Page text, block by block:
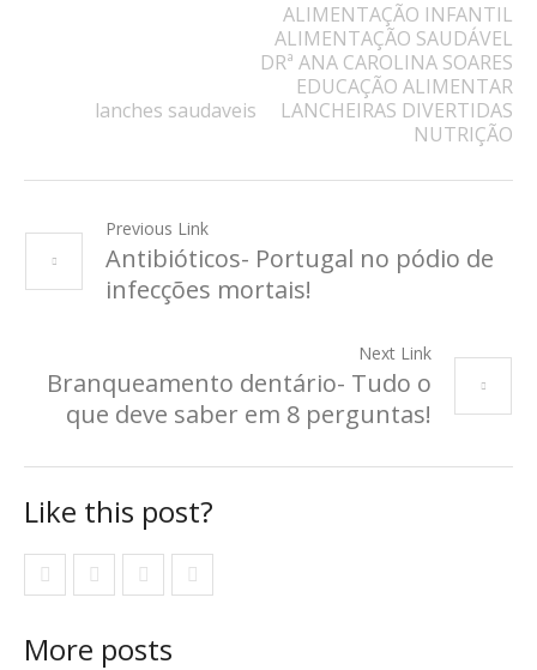
ALIMENTAÇÃO INFANTIL
ALIMENTAÇÃO SAUDÁVEL
DRª ANA CAROLINA SOARES
EDUCAÇÃO ALIMENTAR
LANCHEIRAS DIVERTIDAS
lanches saudaveis
NUTRIÇÃO
Previous Link
Antibióticos- Portugal no pódio de
infecções mortais!
Next Link
Branqueamento dentário- Tudo o
que deve saber em 8 perguntas!
Like this post?
More posts